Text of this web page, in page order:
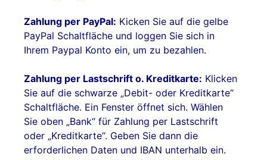
Zahlung per PayPal: Kicken Sie auf die gelbe
PayPal Schaltfläche und loggen Sie sich in
Ihrem Paypal Konto ein, um zu bezahlen.
Zahlung per Lastschrift o. Kreditkarte: Klicken
Sie auf die schwarze „Debit- oder Kreditkarte“
Schaltfläche. Ein Fenster öffnet sich. Wählen
Sie oben „Bank“ für Zahlung per Lastschrift
oder „Kreditkarte“. Geben Sie dann die
erforderlichen Daten und IBAN unterhalb ein.